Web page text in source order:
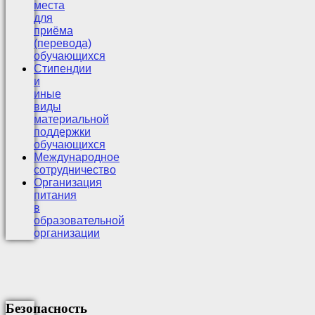
места
для
приёма
(перевода)
обучающихся
Стипендии
и
иные
виды
материальной
поддержки
обучающихся
Международное
сотрудничество
Организация
питания
в
образовательной
организации
Безопасность